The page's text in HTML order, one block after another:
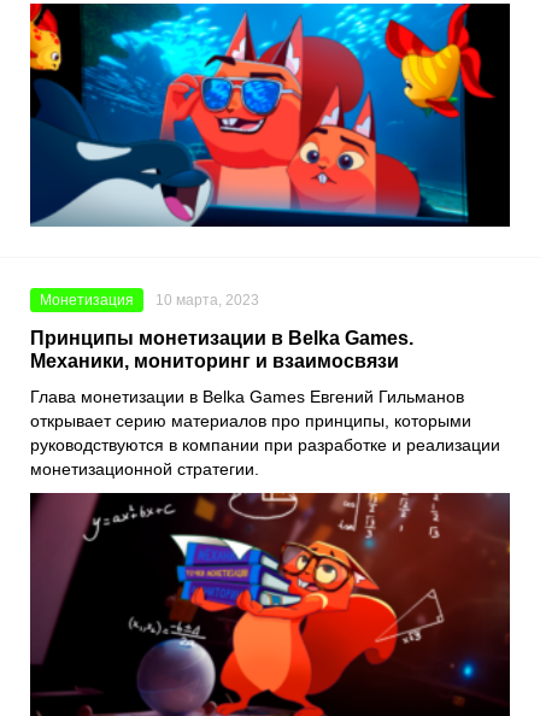
Монетизация 10 марта, 2023
Принципы монетизации в Belka Games.
Механики, мониторинг и взаимосвязи
Глава монетизации в Belka Games Евгений Гильманов
открывает серию материалов про принципы, которыми
руководствуются в компании при разработке и реализации
монетизационной стратегии.